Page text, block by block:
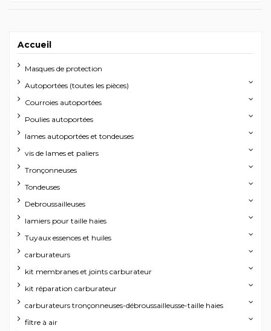
Accueil
Masques de protection
Autoportées (toutes les pièces)
Courroies autoportées
Poulies autoportées
lames autoportées et tondeuses
vis de lames et paliers
Tronçonneuses
Tondeuses
Debroussailleuses
lamiers pour taille haies
Tuyaux essences et huiles
carburateurs
kit membranes et joints carburateur
kit réparation carburateur
carburateurs tronçonneuses-débroussailleusse-taille haies
filtre à air